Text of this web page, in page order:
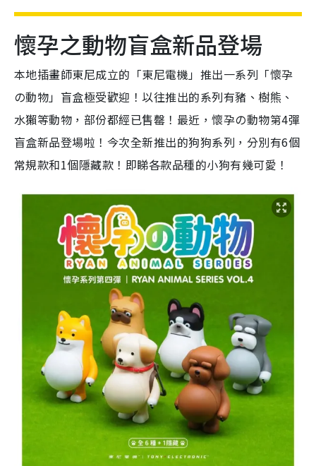
懷孕之動物盲盒新品登場
本地插畫師東尼成立的「東尼電機」推出一系列「懷孕
の動物」盲盒極受歡迎！以往推出的系列有豬、樹熊、
水獺等動物，部份都經已售罄！最近，懷孕の動物第4彈
盲盒新品登場啦！今次全新推出的狗狗系列，分別有6個
常規款和1個隱藏款！即睇各款品種的小狗有幾可愛！